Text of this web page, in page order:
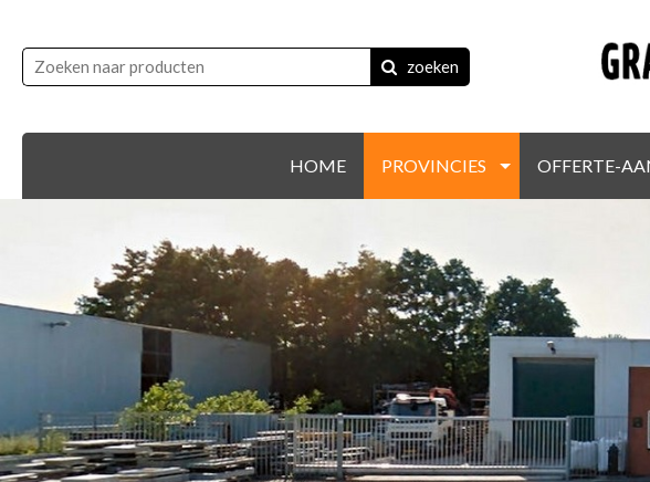
zoeken
HOME PROVINCIES OFFERTE-